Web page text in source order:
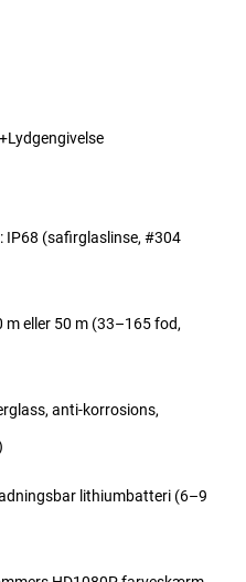
: IP68 (safirglaslinse, #304
m eller 50 m (33–165 fod,
anti-korrosions,
lithiumbatteri (6–9